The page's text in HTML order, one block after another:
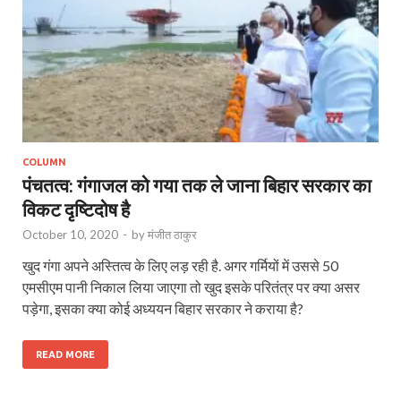
COLUMN
पंचतत्व: गंगाजल को गया तक ले जाना बिहार सरकार का
विकट दृष्टिदोष है
October 10, 2020 - byमंजीत ठाकुर
खुद गंगा अपने अस्तित्व के लिए लड़ रही है. अगर गर्मियों में उससे 50
एमसीएम पानी निकाल लिया जाएगा तो खुद इसके परितंत्र पर क्या असर
पड़ेगा, इसका क्या कोई अध्ययन बिहार सरकार ने कराया है?
READ MORE